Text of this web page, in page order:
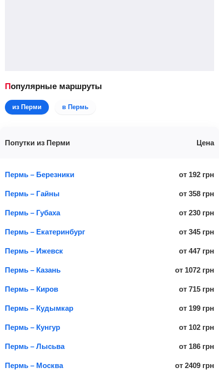
Популярные маршруты
из Перми в Пермь
Попутки из Перми Цена
Пермь – Березники от 192 грн
Пермь – Гайны от 358 грн
Пермь – Губаха от 230 грн
Пермь – Екатеринбург от 345 грн
Пермь – Ижевск от 447 грн
Пермь – Казань от 1072 грн
Пермь – Киров от 715 грн
Пермь – Кудымкар от 199 грн
Пермь – Кунгур от 102 грн
Пермь – Лысьва от 186 грн
Пермь – Москва от 2409 грн